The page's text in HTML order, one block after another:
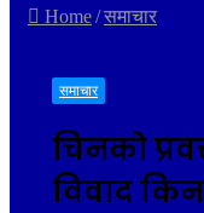
Home/समाचार
समाचार
चिनको
विवाद